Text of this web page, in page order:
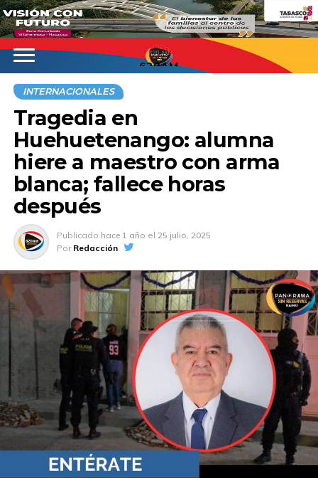
620AM
INTERNACIONALES
Tragedia en
Huehuetenango: alumna
hiere a maestro con arma
blanca; fallece horas
después
Publicado hace 1 año el 25 julio, 2025
Por Redacción